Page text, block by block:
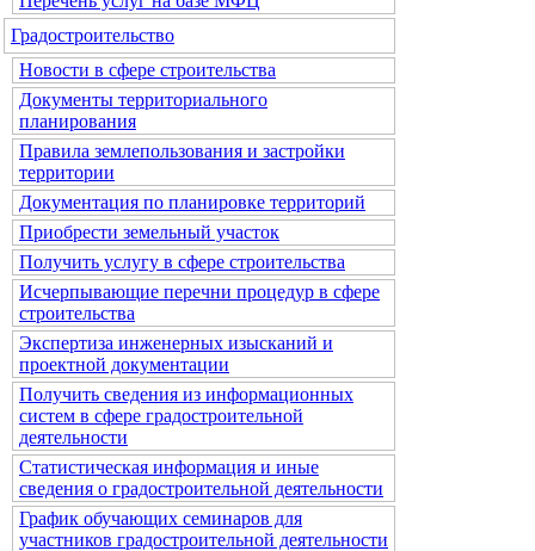
Градостроительство
Новости в сфере строительства
Документы территориального
планирования
Правила землепользования и застройки
территории
Документация по планировке территорий
Приобрести земельный участок
Получить услугу в сфере строительства
Исчерпывающие перечни процедур в сфере
строительства
Экспертиза инженерных изысканий и
проектной документации
Получить сведения из информационных
систем в сфере градостроительной
деятельности
Статистическая информация и иные
сведения о градостроительной деятельности
График обучающих семинаров для
участников градостроительной деятельности